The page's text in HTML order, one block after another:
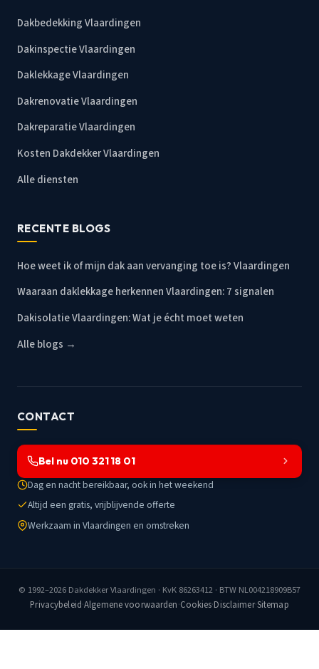
Dakbedekking Vlaardingen
Dakinspectie Vlaardingen
Daklekkage Vlaardingen
Dakrenovatie Vlaardingen
Dakreparatie Vlaardingen
Kosten Dakdekker Vlaardingen
Alle diensten
RECENTE BLOGS
Hoe weet ik of mijn dak aan vervanging toe is? Vlaardingen
Waaraan daklekkage herkennen Vlaardingen: 7 signalen
Dakisolatie Vlaardingen: Wat je écht moet weten
Alle blogs →
CONTACT
Bel nu 010 321 18 01
Dag en nacht bereikbaar, ook in het weekend
Altijd een gratis, vrijblijvende offerte
Werkzaam in Vlaardingen en omstreken
© 1992–2026 Dakdekker Vlaardingen · KvK 86263412 · BTW NL004218909B57
Privacybeleid·Algemene voorwaarden·Cookies·Disclaimer·Sitemap